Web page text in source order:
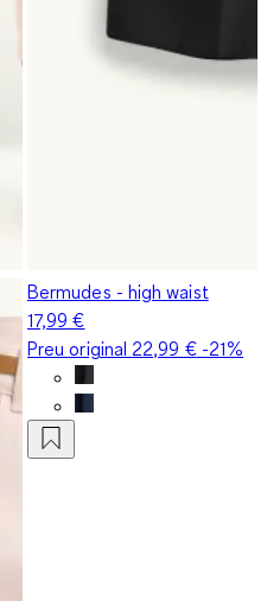
Bermudes - high waist
17,99 €
Preu original 22,99 €-21%